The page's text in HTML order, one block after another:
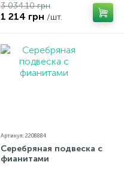
3 034.10 грн
1 214 грн /шт.
Артикул: 2208884
Серебряная подвеска с
фианитами